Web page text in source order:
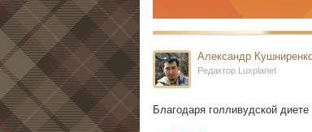
Александр
Редактор Luxplanet
Благодаря голливудской